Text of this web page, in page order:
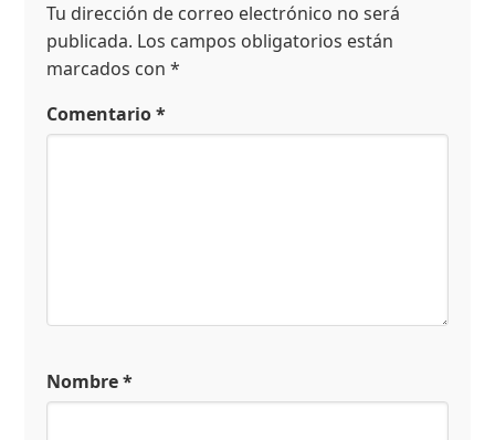
Tu dirección de correo electrónico no será
publicada. Los campos obligatorios están
marcados con*
Comentario*
Nombre*